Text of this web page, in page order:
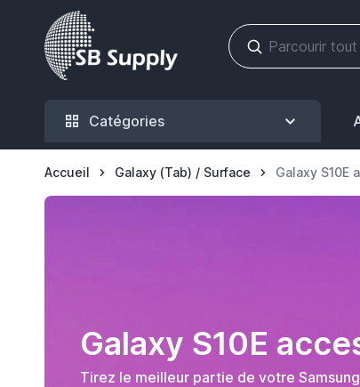
Allez au contenu
Catégories
Accueil Galaxy (Tab) / Surface Galaxy S10E
Galaxy S10E
Tirez le meilleur partie de votre